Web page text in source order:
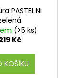
PASTELINi
(>5 ks)
219 Kč
KOŠÍKU